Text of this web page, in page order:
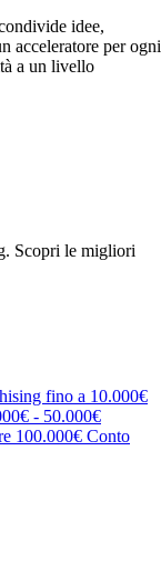
idee,
acceleratore per ogni
a un livello
Scopri le migliori
fino a 10.000€
- 50.000€
100.000€ Conto